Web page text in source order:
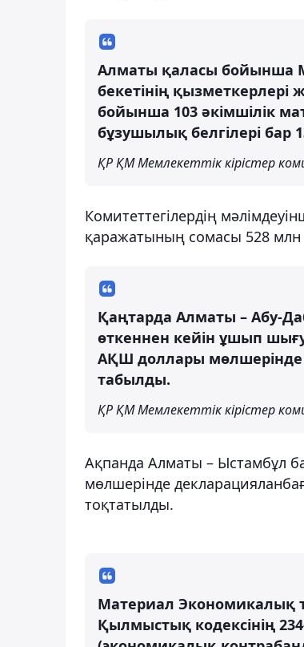
Алматы қаласы бойынша
бекетінің
бойынша 103 әкімшілік
бұзушылық белгілері бар
ҚР ҚМ Мемлекеттік кірістер
Комитеттегілердің
қаражатының сомасы 528 млн
Қаңтарда Алматы – Абу-
өткеннен кейін ұшып
АҚШ доллары
табылды.
ҚР ҚМ Мемлекеттік кірістер
Ақпанда Алматы – Ыстамбұл
мөлшерінде
тоқтатылды.
Материал Экономикалық
Қылмыстық кодексінің